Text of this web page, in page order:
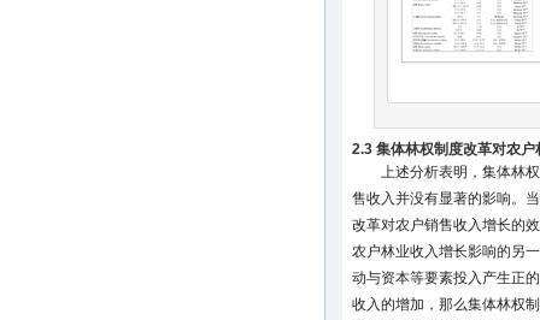
2.3 集体林权制度改革对农
上述分析表明，集体林
售收入并没有显著的影响。
改革对农户销售收入增长的
农户林业收入增长影响的另
动与资本等要素投入产生正
收入的增加，那么集体林权